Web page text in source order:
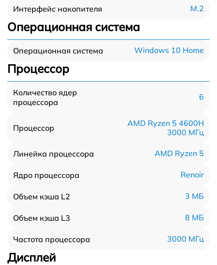
Интерфейс накопителя M.2
Операционная система
Операционная система Windows 10 Home
Процессор
Количество ядер
процессора
6
Процессор
AMD Ryzen 5 4600H
3000 МГц
Линейка процессора AMD Ryzen 5
Ядро процессора Renoir
Объем кэша L2 3 МБ
Объем кэша L3 8 МБ
Частота процессора 3000 МГц
Дисплей